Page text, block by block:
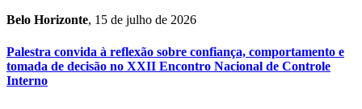
Belo Horizonte, 15 de julho de 2026
Palestra convida à reflexão sobre confiança, comportamento e
tomada de decisão no XXII Encontro Nacional de Controle
Interno